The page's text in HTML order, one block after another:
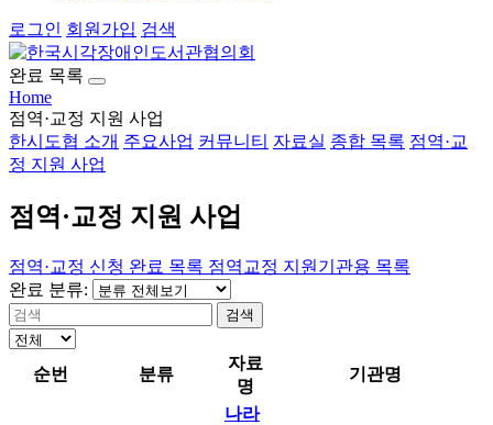
로그인 회원가입 검색
완료 목록
Home
점역·교정 지원 사업
한시도협 소개 주요사업 커뮤니티 자료실 종합 목록 점역·교
정 지원 사업
점역·교정 지원 사업
점역·교정 신청 완료 목록 점역교정 지원기관용 목록
완료 분류:
검색
순번 분류
자료
명
기관명
나라